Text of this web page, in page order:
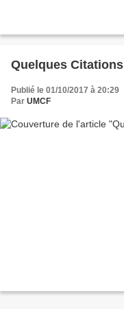
Quelques Citations
Publié le 01/10/2017 à 20:29
Par UMCF